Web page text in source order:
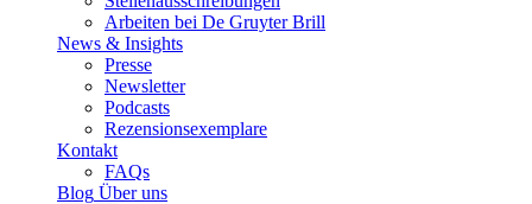
Arbeiten bei De Gruyter Brill
News & Insights
Presse
Newsletter
Podcasts
Rezensionsexemplare
Kontakt
FAQs
Blog Über uns